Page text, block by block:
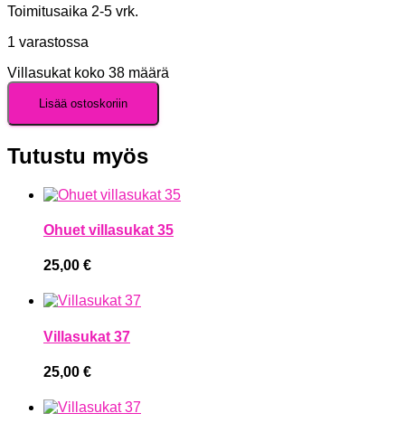
Toimitusaika 2-5 vrk.
1 varastossa
Villasukat koko 38 määrä
Lisää ostoskoriin
Tutustu myös
Ohuet villasukat 35
25,00 €
Villasukat 37
25,00 €